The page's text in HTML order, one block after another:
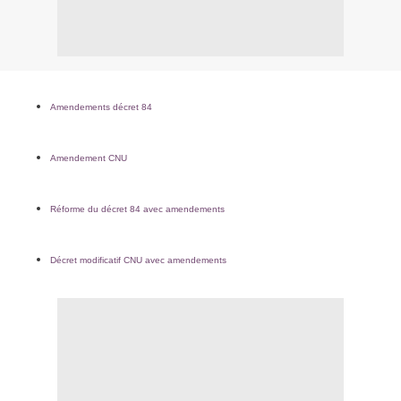
Amendements décret 84
Amendement CNU
Réforme du décret 84 avec amendements
Décret modificatif CNU avec amendements